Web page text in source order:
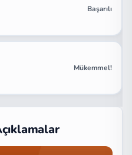
Başarılı
Mükemmel!